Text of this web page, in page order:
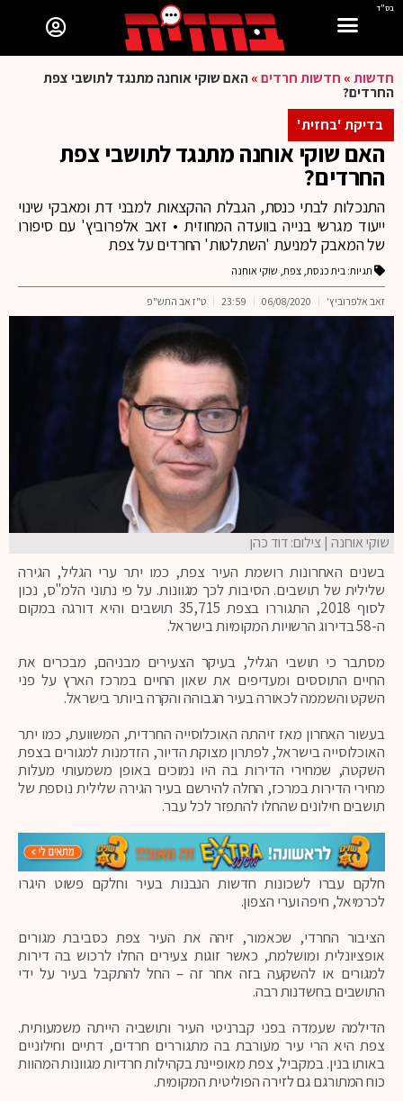
בס"ד
חדשות» חדשות חרדים»האם שוקי אוחנה מתנגד לתושבי צפת
החרדים?
בדיקת 'בחזית'
האם שוקי אוחנה מתנגד לתושבי צפת
החרדים?
התנכלות לבתי כנסת, הגבלת ההקצאות למבני דת ומאבקי שינוי
ייעוד מגרשי בנייה בוועדה המחוזית • זאב אלפרוביץ' עם סיפורו
של המאבק למניעת 'השתלטות' החרדים על צפת
תגיות: בית כנסת, צפת, שוקי אוחנה
זאב אלפרוביץ' 06/08/2020
23:59 ט"ז אב התש"פ
שוקי אוחנה | צילום: דוד כהן
בשנים האחרונות רושמת העיר צפת, כמו יתר ערי הגליל, הגירה
שלילית של תושבים. הסיבות לכך מגוונות. על פי נתוני הלמ"ס, נכון
לסוף 2018, התגוררו בצפת 35,715 תושבים והיא דורגה במקום
ה-58 בדירוג הרשויות המקומיות בישראל.
מסתבר כי תושבי הגליל, בעיקר הצעירים מבניהם, מבכרים את
החיים התוססים ומעדיפים את שאון החיים במרכז הארץ על פני
השקט והשממה לכאורה בעיר הגבוהה והקרה ביותר בישראל.
בעשור האחרון מאז זיהתה האוכלוסייה החרדית, המשוועת, כמו יתר
האוכלוסייה בישראל, לפתרון מצוקת הדיור, הזדמנות למגורים בצפת
השקטה, שמחירי הדירות בה היו נמוכים באופן משמעותי מעלות
מחירי הדירות במרכז, החלה להירשם בעיר הגירה שלילית נוספת של
תושבים חילונים שהחלו להתפזר לכל עבר.
חלקם עברו לשכונות חדשות הנבנות בעיר וחלקם פשוט היגרו
לכרמיאל, חיפה וערי הצפון.
הציבור החרדי, שכאמור, זיהה את העיר צפת כסביבת מגורים
אופציונלית ומושלמת, כאשר זוגות צעירים החלו לרכוש בה דירות
למגורים או להשקעה בזה אחר זה – החל להתקבל בעיר על ידי
התושבים בחשדנות רבה.
הדילמה שעמדה בפני קברניטי העיר ותושביה הייתה משמעותית.
צפת היא הרי עיר מעורבת בה מתגוררים חרדים, דתיים וחילוניים
באותו בנין. במקביל, צפת מאופיינת בקהילות חרדיות מגוונות המהוות
כוח המתורגם גם לזירה הפוליטית המקומית.